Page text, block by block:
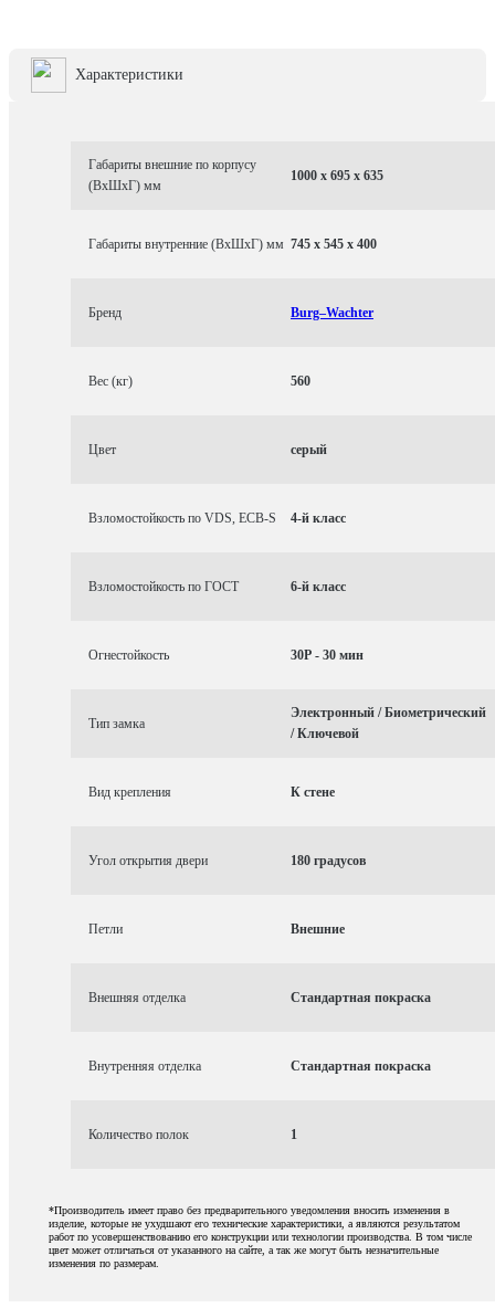
Характеристики
Габариты внешние по корпусу
(ВхШхГ) мм
1000 x 695 x 635
Габариты внутренние (ВхШхГ) мм 745 x 545 x 400
Бренд Burg–Wachter
Вес (кг) 560
Цвет серый
Взломостойкость по VDS, ECB-S 4-й класс
Взломостойкость по ГОСТ 6-й класс
Огнестойкость 30P - 30 мин
Тип замка
Электронный / Биометрический
/ Ключевой
Вид крепления К стене
Угол открытия двери 180 градусов
Петли Внешние
Внешняя отделка Стандартная покраска
Внутренняя отделка Стандартная покраска
Количество полок 1
*Производитель имеет право без предварительного уведомления вносить изменения в
изделие, которые не ухудшают его технические характеристики, а являются результатом
работ по усовершенствованию его конструкции или технологии производства. В том числе
цвет может отличаться от указанного на сайте, а так же могут быть незначительные
изменения по размерам.